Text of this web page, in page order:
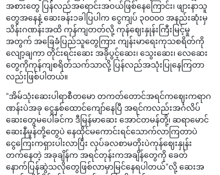
အစားတွေ ပြန်လည်အရောင်းအဝယ်ဖြစ်နေကြောင်း၊ ဖျားနာသူ
တွေအနေနဲ့ ဆေးခန်း၁ခါပြပါက ငွေကျပ် ၃၀၀၀၀ အနည်းဆုံးမှ
သိန်းဂဏန်းအထိ ကုန်ကျတတ်လို့ ကုန်ဈေးနှုန်းကြီးမြင့်မှု
အတွက် အခြေခံပြည်သူတွေကြား ကျန်းမာရေးကုသစရိတ်ကို
လျော့ချကာ တိုင်းရင်းဆေး အခိုပွင့်ဆေး၊ သွေးဆေး၊ လေဆေး
တွေကိုကုန်ကျစရိတ်သက်သာလို့ ပြန်လည်အသုံးပြုနေကြတာ
လည်းဖြစ်ပါတယ်။
"အိမ်သုံးဆေးပါရာစီတမော တကတ်တောင်အရင်ကဈေးကရာဂ
ဏန်းပဲအခု ငွေနှစ်ထောင်ကျော်နေပြီ အရင်ကလည်းအင်္ဂလိပ်
ဆေးတွေမပေါ်ခင်က ဒီမြန်မာဆေး အောင်တမန်တို့၊ ဆရာမောင်
ဆေးနီမှုန်တို့တွေပဲ နေထိုင်မကောင်းရင်သောက်လာကြတာပဲ
ငွေကြေးကရှားပါးလာပြီး လုပ်ခလစာမတိုးပဲကုန်ဈေးနှုန်း
တက်နေတဲ့ အခုချိန်က အရင်တုန်းကအချိန်တွေကို ခေတ်
နောက်ပြန်ဆွဲသလိုတွေဖြစ်လာမှာမြင်နေရပါတယ်"လို့ ဆေးအ